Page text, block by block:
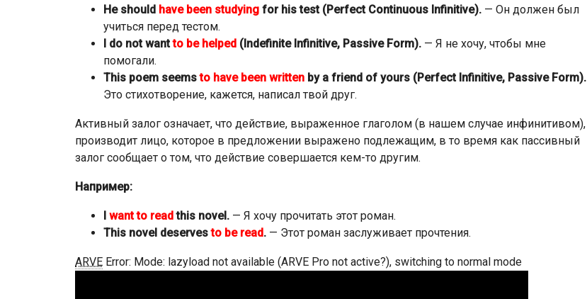
He should have been studying for his test (Perfect Continuous Infinitive). — Он должен был
учиться перед тестом.
I do not wantto be helped (Indefinite Infinitive, Passive Form). — Я не хочу, чтобы мне
помогали.
This poem seemsto have been written by a friend of yours (Perfect Infinitive, Passive Form).
Это стихотворение, кажется, написал твой друг.
Активный залог означает, что действие, выраженное глаголом (в нашем случае инфинитивом),
производит лицо, которое в предложении выражено подлежащим, в то время как пассивный
залог сообщает о том, что действие совершается кем-то другим.
Например:
I want to readthis novel. — Я хочу прочитать этот роман.
This novel deservesto be read. — Этот роман заслуживает прочтения.
ARVE Error: Mode: lazyload not available (ARVE Pro not active?), switching to normal mode